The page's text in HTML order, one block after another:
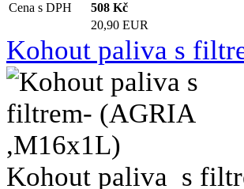
Cena s DPH
508 Kč
20,90 EUR
Kohout paliva s
Kohout paliva s